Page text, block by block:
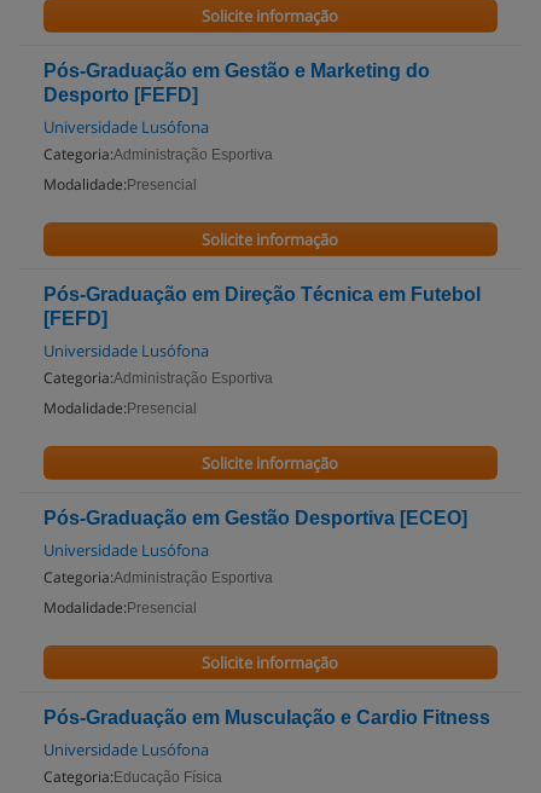
Solicite informação
Pós-Graduação em Gestão e Marketing do
Desporto [FEFD]
Universidade Lusófona
Categoria:Administração Esportiva
Modalidade: Presencial
Solicite informação
Pós-Graduação em Direção Técnica em Futebol
[FEFD]
Universidade Lusófona
Categoria:Administração Esportiva
Modalidade: Presencial
Solicite informação
Pós-Graduação em Gestão Desportiva [ECEO]
Universidade Lusófona
Categoria:Administração Esportiva
Modalidade: Presencial
Solicite informação
Pós-Graduação em Musculação e Cardio Fitness
Universidade Lusófona
Categoria: Educação Física